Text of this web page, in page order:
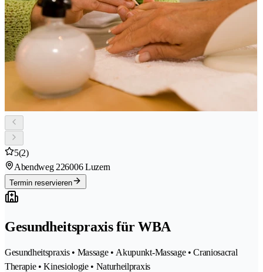
5(2)
Abendweg 226006 Luzern
Termin reservieren
Gesundheitspraxis für WBA
Gesundheitspraxis • Massage • Akupunkt-Massage • Craniosacral
Therapie • Kinesiologie • Naturheilpraxis